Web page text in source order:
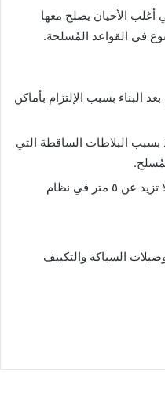
الأحيان يصلح معها
في القواعد المُسلحة.
البناء بسبب الإلتزام بأماكن
بسبب البلاطات الساقطة التي
المسافة بين الأعمدة يجب أن لا تزيد عن ٥ متر في نظام
السباكة والتكييف